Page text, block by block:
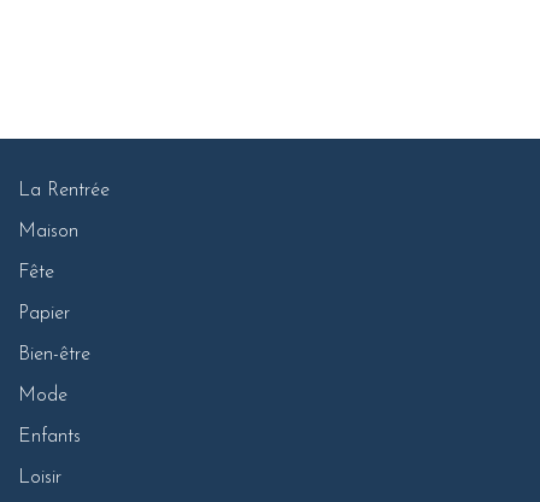
La Rentrée
Maison
Fête
Papier
Bien-être
Mode
Enfants
Loisir